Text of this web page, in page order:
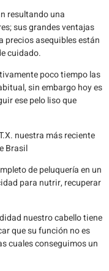
resultando una
sus grandes ventajas
precios asequibles están
cuidado.
poco tiempo las
sin embargo hoy es
ese pelo liso que
nuestra más reciente
Brasil
de peluquería en un
para nutrir, recuperar
nuestro cabello tiene
que su función no es
cuales conseguimos un